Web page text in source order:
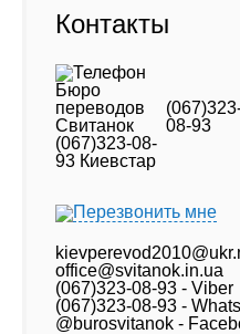
Контакты
08-93
Перезвонить мне
office@svitanok.in.ua
(067)323-08-93 - Viber
(067)323-08-93 -
@burosvitanok -